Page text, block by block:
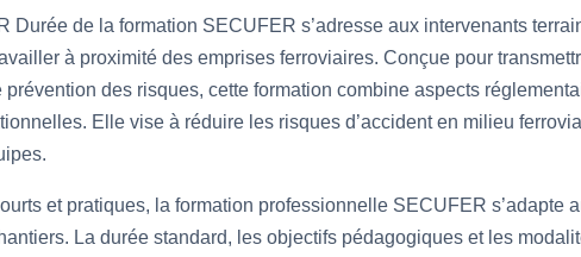
Durée de la formation SECUFER s’adresse aux intervenants
à proximité des emprises ferroviaires. Conçue pour
des risques, cette formation combine aspects
Elle vise à réduire les risques d’accident en milieu
et pratiques, la formation professionnelle SECUFER s’adapte
La durée standard, les objectifs pédagogiques et les